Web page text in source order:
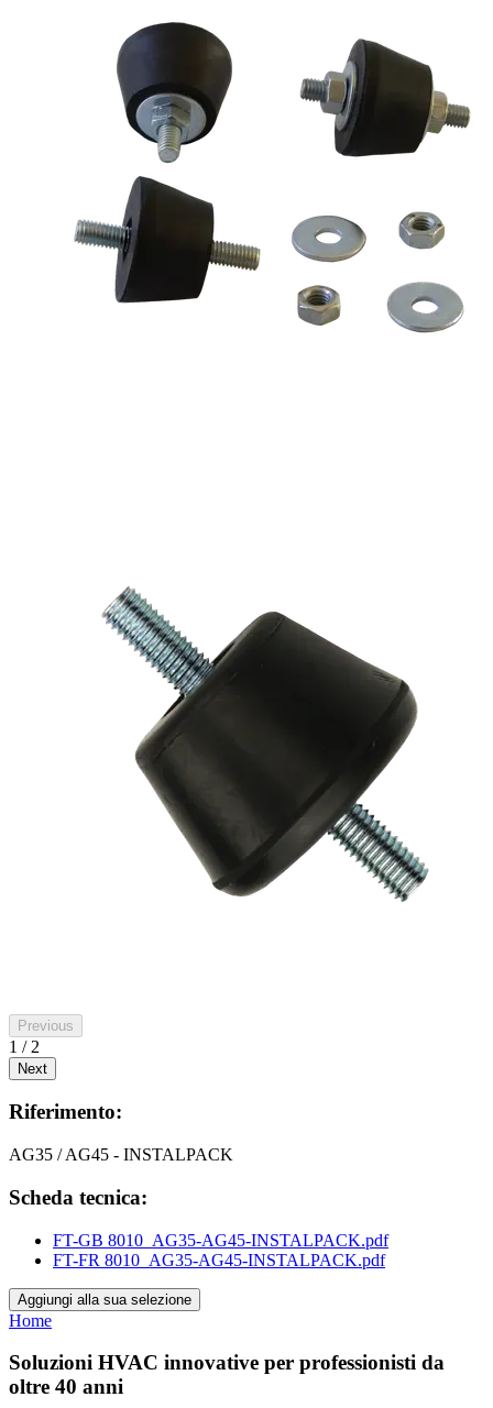
Previous
1 / 2
Next
Riferimento:
AG35 / AG45 - INSTALPACK
Scheda tecnica:
FT-GB 8010_AG35-AG45-INSTALPACK.pdf
FT-FR 8010_AG35-AG45-INSTALPACK.pdf
Aggiungi alla sua selezione
Home
Soluzioni HVAC innovative per professionisti da
oltre 40 anni